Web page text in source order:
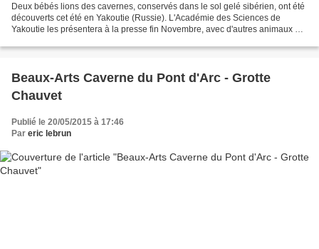
Deux bébés lions des cavernes, conservés dans le sol gelé sibérien, ont été
découverts cet été en Yakoutie (Russie). L'Académie des Sciences de
Yakoutie les présentera à la presse fin Novembre, avec d'autres animaux du
Beaux-Arts Caverne du Pont d'Arc - Grotte
Chauvet
Publié le 20/05/2015 à 17:46
Par eric lebrun